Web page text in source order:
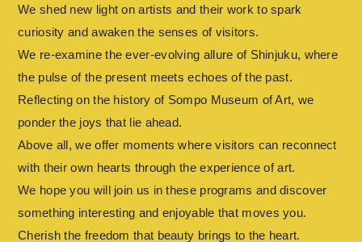
We shed new light on artists and their work to spark
curiosity and awaken the senses of visitors.
We re-examine the ever-evolving allure of Shinjuku, where
the pulse of the present meets echoes of the past.
Reflecting on the history of Sompo Museum of Art, we
ponder the joys that lie ahead.
Above all, we offer moments where visitors can reconnect
with their own hearts through the experience of art.
We hope you will join us in these programs and discover
something interesting and enjoyable that moves you.
Cherish the freedom that beauty brings to the heart.